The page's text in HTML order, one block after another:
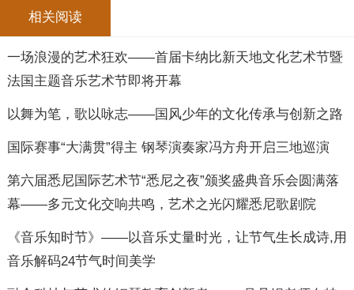
相关阅读
一场浪漫的艺术狂欢——首届卡纳比新天地文化艺术节暨
法国主题音乐艺术节即将开幕
以舞为笔，歌以咏志——国风少年的文化传承与创新之路
国际赛事“大满贯”得主 钢琴演奏家冯方舟开启三地巡演
第六届悉尼国际艺术节“悉尼之夜”颁奖盛典音乐会圆满落
幕——多元文化交响共鸣，艺术之光闪耀悉尼歌剧院
《音乐知时节》——以音乐丈量时光，让节气生长成诗,用
音乐解码24节气时间美学